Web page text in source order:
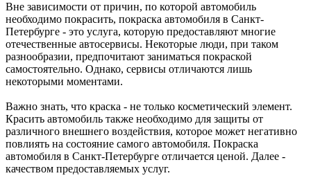
Вне зависимости от причин, по которой автомобиль
необходимо покрасить, покраска автомобиля в Санкт-
Петербурге - это услуга, которую предоставляют многие
отечественные автосервисы. Некоторые люди, при таком
разнообразии, предпочитают заниматься покраской
самостоятельно. Однако, сервисы отличаются лишь
некоторыми моментами.
Важно знать, что краска - не только косметический элемент.
Красить автомобиль также необходимо для защиты от
различного внешнего воздействия, которое может негативно
повлиять на состояние самого автомобиля. Покраска
автомобиля в Санкт-Петербурге отличается ценой. Далее -
качеством предоставляемых услуг.